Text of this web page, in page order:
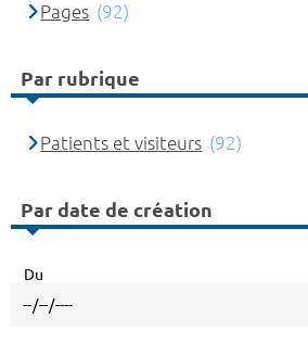
Pages (92)
Par rubrique
Patients et visiteurs (92)
Par date de création
Du